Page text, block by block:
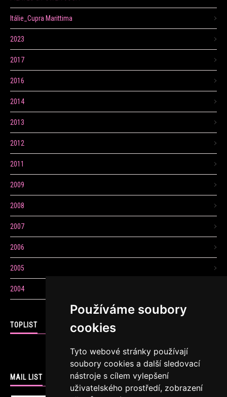
Používáme soubory
cookies
Tyto webové stránky používají
soubory cookies a další sledovací
nástroje s cílem vylepšení
uživatelského prostředí, zobrazení
Itálie_Cupra Marittima
2023
2017
2016
2014
2013
2012
2011
2009
2008
2007
2006
2005
2004
TOPLIST
MAIL LIST